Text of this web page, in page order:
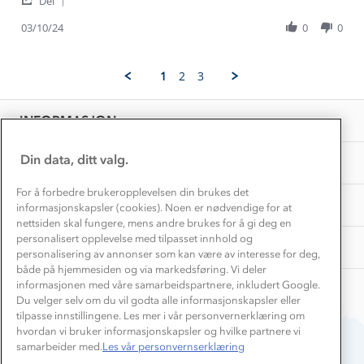
on
3
2024
03/10/24 0 0
1 2 3
INFORMASJON
Kundeklubb
Bedrift, barnehage og SFO
OM OSS
Samarbeide med oss?
TIPS OG RÅD
Hvordan velge riktig turtøy?
Turmat oppskrifter
Beredskap
AKTIVITETER
Få turinspirasjon og tips her⛰
Overnatte utendørs⛺
Leirskole 🥾
Barnehageansatt
Tips til hyttetur
Din data, ditt valg.
For å forbedre brukeropplevelsen din brukes det
informasjonskapsler (cookies). Noen er nødvendige for at
nettsiden skal fungere, mens andre brukes for å gi deg en
personalisert opplevelse med tilpasset innhold og
personalisering av annonser som kan være av interesse for deg,
både på hjemmesiden og via markedsføring. Vi deler
informasjonen med våre samarbeidspartnere, inkludert Google.
Du velger selv om du vil godta alle informasjonskapsler eller
tilpasse innstillingene. Les mer i vår personvernerklæring om
hvordan vi bruker informasjonskapsler og hvilke partnere vi
samarbeider med.Les vår personvernserklæring